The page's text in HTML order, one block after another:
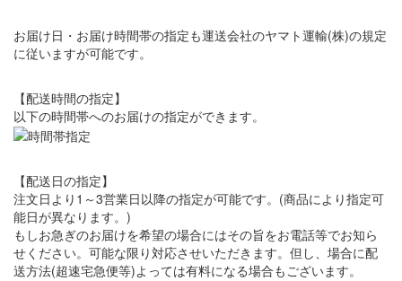
お届け日・お届け時間帯の指定も運送会社のヤマト運輸(株)の規定
に従いますが可能です。
【配送時間の指定】
以下の時間帯へのお届けの指定ができます。
【配送日の指定】
注文日より1～3営業日以降の指定が可能です。(商品により指定可
能日が異なります。)
もしお急ぎのお届けを希望の場合にはその旨をお電話等でお知ら
せください。可能な限り対応させいただきます。但し、場合に配
送方法(超速宅急便等)よっては有料になる場合もございます。